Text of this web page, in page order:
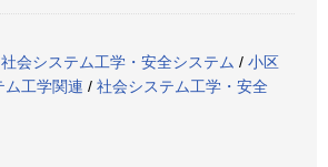
社会システム工学・安全システム / 小区
工学関連 / 社会システム工学・安全